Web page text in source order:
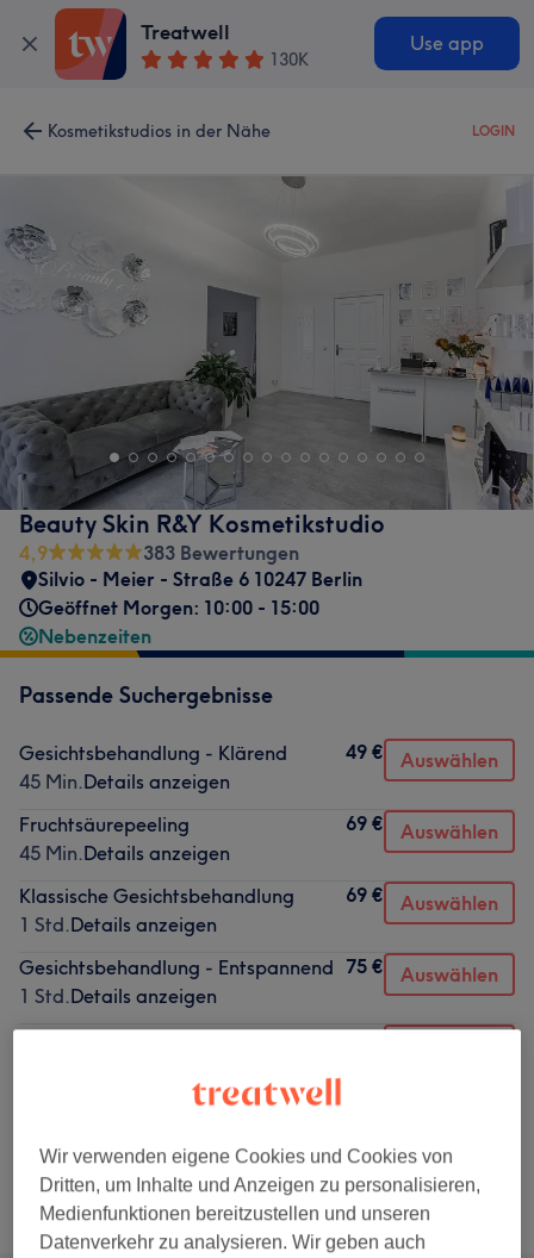
Treatwell
130K
Use app
Kosmetikstudios in der Nähe LOGIN
Beauty Skin R&Y Kosmetikstudio
4,9
383 Bewertungen
Silvio - Meier - Straße 6 10247 Berlin
Geöffnet Morgen: 10:00 - 15:00
Nebenzeiten
Passende Suchergebnisse
Gesichtsbehandlung - Klärend
45 Min.Details anzeigen
49 € Auswählen
Fruchtsäurepeeling
45 Min.Details anzeigen
69 € Auswählen
Klassische Gesichtsbehandlung
1 Std.Details anzeigen
69 € Auswählen
Gesichtsbehandlung - Entspannend
1 Std.Details anzeigen
75 € Auswählen
75 €
Nicht gefunden wonach du gesucht hast?
Alle Services
Wir verwenden eigene Cookies und Cookies von
Dritten, um Inhalte und Anzeigen zu personalisieren,
Medienfunktionen bereitzustellen und unseren
Datenverkehr zu analysieren. Wir geben auch